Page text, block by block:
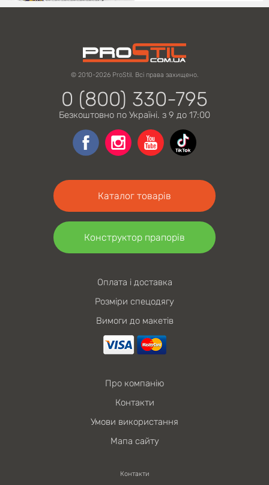
© 2010-2026 ProStil. Всі права захищено.
0 (800) 330-795
Безкоштовно по Україні. з 9 до 17:00
Каталог товарів
Конструктор прапорів
Оплата і доставка
Розміри спецодягу
Вимоги до макетів
Про компанію
Контакти
Умови використання
Мапа сайту
Контакти